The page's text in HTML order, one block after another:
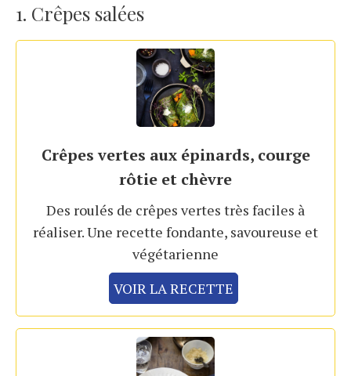
1. Crêpes salées
Crêpes vertes aux épinards, courge
rôtie et chèvre
Des roulés de crêpes vertes très faciles à
réaliser. Une recette fondante, savoureuse et
végétarienne
VOIR LA RECETTE